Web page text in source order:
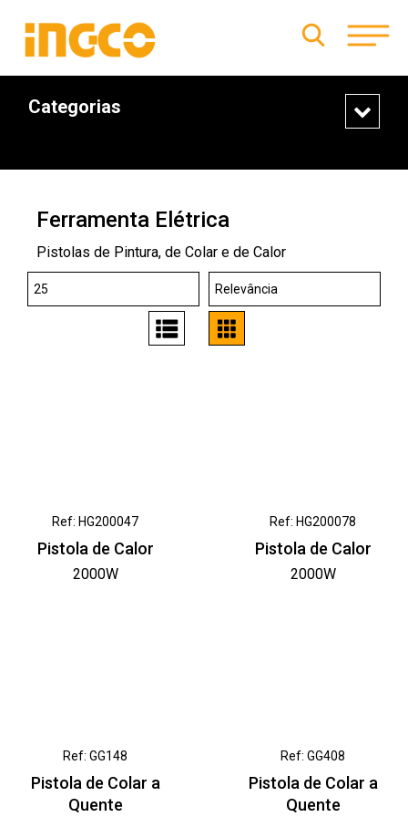
Categorias
Ferramenta Elétrica
Pistolas de Pintura, de Colar e de Calor
Ref: HG200047
Pistola de Calor
2000W
Ref: HG200078
Pistola de Calor
2000W
Ref: GG148
Pistola de Colar a
Quente
Ref: GG408
Pistola de Colar a
Quente